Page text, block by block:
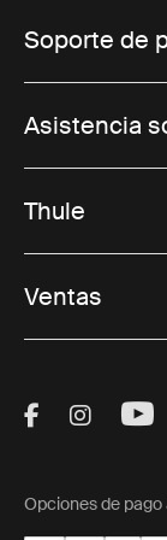
Soporte de
Asistencia
Thule
Ventas
VisitVisit
Opciones de